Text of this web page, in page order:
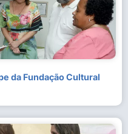
da Fundação Cultural